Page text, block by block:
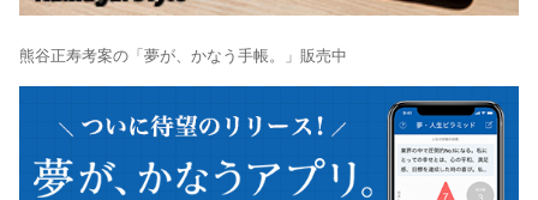
熊谷正寿考案の「夢が、かなう手帳。」販売中